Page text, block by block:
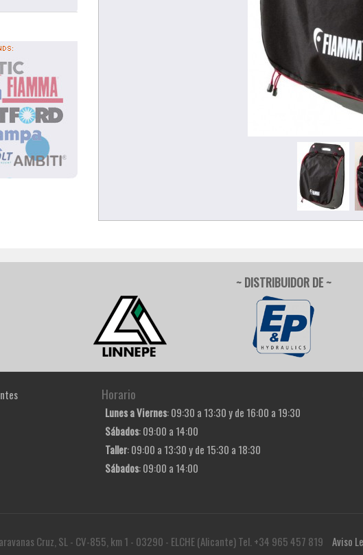
~ DISTRIBUIDOR DE ~
Horario
Lunes a Viernes: 09:30 a 13:30 y de 16:00 a 19:30
Sábados: 09:00 a 14:00
Taller: 09:00 a 13:30 y de 15:30 a 18:30
Sábados: 09:00 a 14:00
Cruz, SL - CV-855, km 1 - 03290 - ELCHE (Alicante) Tel. +34 965 457 819 Aviso